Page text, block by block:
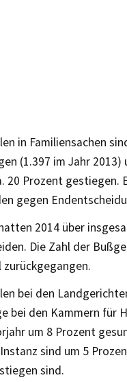
in Familiensachen
(1.397 im Jahr
20 Prozent
gegen
2014 über
Die Zahl der
bei den
bei den Kammern für
um 8 Prozent
sind um 5
sind.